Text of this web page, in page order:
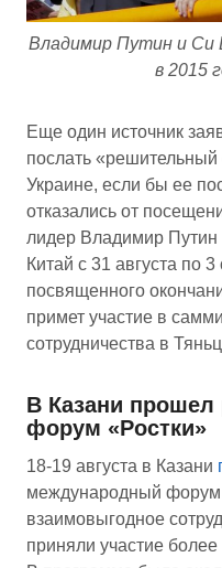
Владимир Путин и Си
в 2015
Еще один источник
послать
Украине, если бы ее
отказались от
лидер Владимир Путин
Китай с 31 августа по
посвященного
примет участие в
сотрудничества в
В Казани прошел
форум «Ростки»
18-19 августа в Казани
международный форум
взаимовыгодное
приняли участие